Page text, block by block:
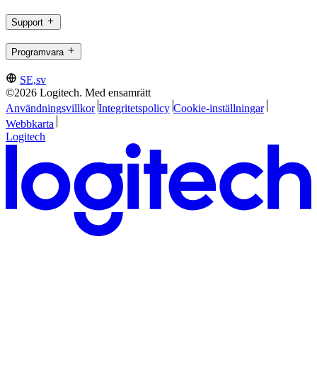
Support
Programvara
SE,sv
©2026 Logitech. Med ensamrätt
Användningsvillkor Integritetspolicy Cookie-inställningar
Webbkarta
Logitech